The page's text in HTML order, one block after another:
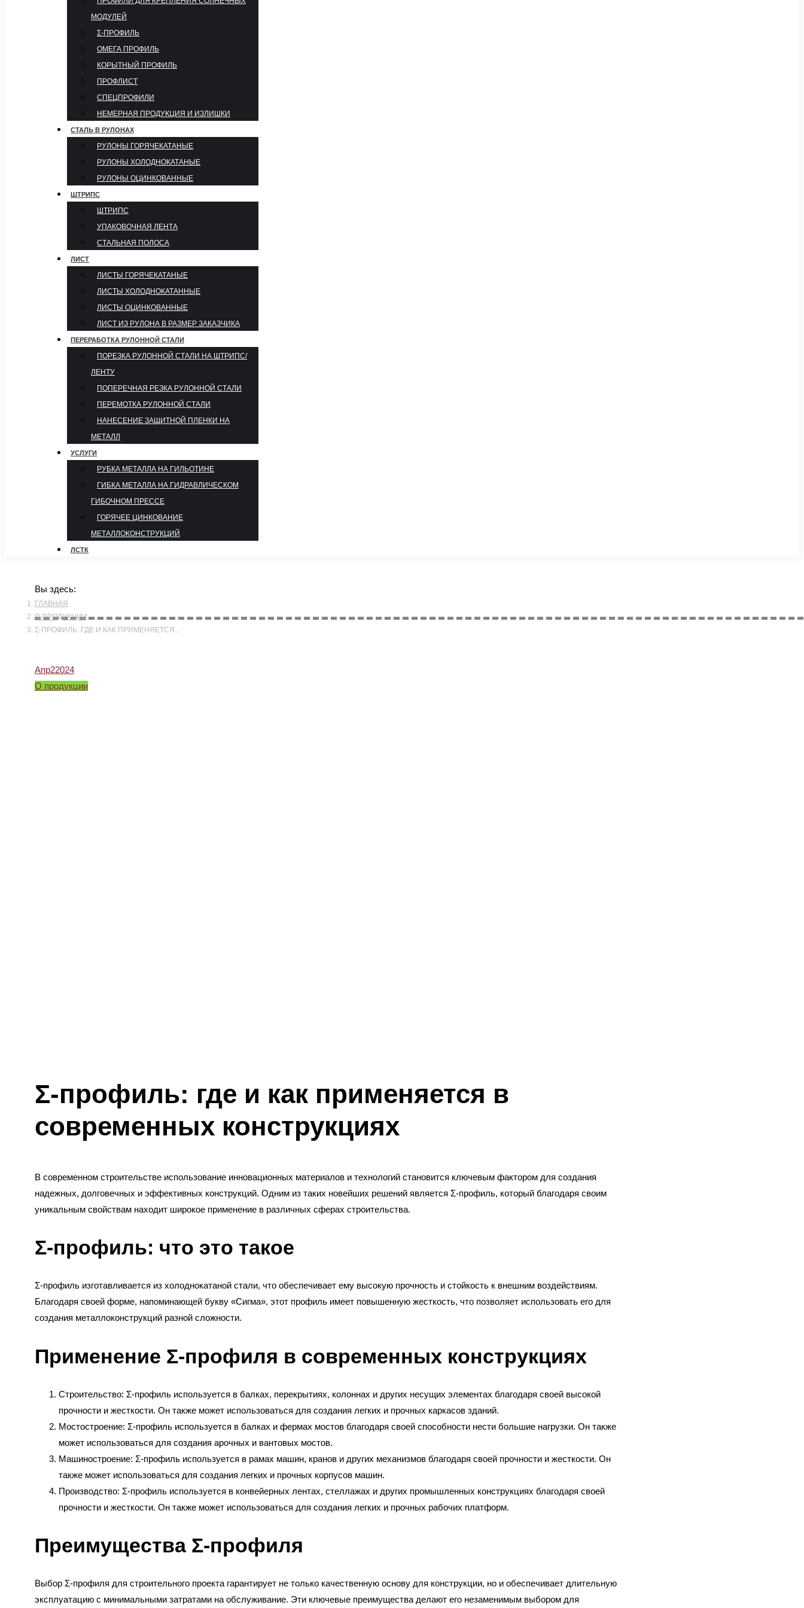
МОДУЛЕЙ
Σ-ПРОФИЛЬ
ОМЕГА ПРОФИЛЬ
КОРЫТНЫЙ ПРОФИЛЬ
ПРОФЛИСТ
СПЕЦПРОФИЛИ
НЕМЕРНАЯ ПРОДУКЦИЯ И ИЗЛИШКИ
СТАЛЬ В РУЛОНАХ
РУЛОНЫ ГОРЯЧЕКАТАНЫЕ
РУЛОНЫ ХОЛОДНОКАТАНЫЕ
РУЛОНЫ ОЦИНКОВАННЫЕ
ШТРИПС
ШТРИПС
УПАКОВОЧНАЯ ЛЕНТА
СТАЛЬНАЯ ПОЛОСА
ЛИСТ
ЛИСТЫ ГОРЯЧЕКАТАНЫЕ
ЛИСТЫ ХОЛОДНОКАТАННЫЕ
ЛИСТЫ ОЦИНКОВАННЫЕ
ЛИСТ ИЗ РУЛОНА В РАЗМЕР ЗАКАЗЧИКА
ПЕРЕРАБОТКА РУЛОННОЙ СТАЛИ
ПОРЕЗКА РУЛОННОЙ СТАЛИ НА ШТРИПС/
ЛЕНТУ
ПОПЕРЕЧНАЯ РЕЗКА РУЛОННОЙ СТАЛИ
ПЕРЕМОТКА РУЛОННОЙ СТАЛИ
НАНЕСЕНИЕ ЗАЩИТНОЙ ПЛЕНКИ НА
МЕТАЛЛ
УСЛУГИ
РУБКА МЕТАЛЛА НА ГИЛЬОТИНЕ
ГИБКА МЕТАЛЛА НА ГИДРАВЛИЧЕСКОМ
ГИБОЧНОМ ПРЕССЕ
ГОРЯЧЕЕ ЦИНКОВАНИЕ
МЕТАЛЛОКОНСТРУКЦИЙ
ЛСТК
Вы здесь:
ГЛАВНАЯ
О ПРОДУКЦИИ
Σ-ПРОФИЛЬ: ГДЕ И КАК ПРИМЕНЯЕТСЯ…
Апр22024
О продукции
Σ-профиль: где и как применяется в
современных конструкциях
В современном строительстве использование инновационных материалов и технологий становится ключевым фактором для создания
надежных, долговечных и эффективных конструкций. Одним из таких новейших решений является Σ-профиль, который благодаря своим
уникальным свойствам находит широкое применение в различных сферах строительства.
Σ-профиль: что это такое
Σ-профиль изготавливается из холоднокатаной стали, что обеспечивает ему высокую прочность и стойкость к внешним воздействиям.
Благодаря своей форме, напоминающей букву «Сигма», этот профиль имеет повышенную жесткость, что позволяет использовать его для
создания металлоконструкций разной сложности.
Применение Σ-профиля в современных конструкциях
Строительство: Σ-профиль используется в балках, перекрытиях, колоннах и других несущих элементах благодаря своей высокой
прочности и жесткости. Он также может использоваться для создания легких и прочных каркасов зданий.
Мостостроение: Σ-профиль используется в балках и фермах мостов благодаря своей способности нести большие нагрузки. Он также
может использоваться для создания арочных и вантовых мостов.
Машиностроение: Σ-профиль используется в рамах машин, кранов и других механизмов благодаря своей прочности и жесткости. Он
также может использоваться для создания легких и прочных корпусов машин.
Производство: Σ-профиль используется в конвейерных лентах, стеллажах и других промышленных конструкциях благодаря своей
прочности и жесткости. Он также может использоваться для создания легких и прочных рабочих платформ.
Преимущества Σ-профиля
Выбор Σ-профиля для строительного проекта гарантирует не только качественную основу для конструкции, но и обеспечивает длительную
эксплуатацию с минимальными затратами на обслуживание. Эти ключевые преимущества делают его незаменимым выбором для